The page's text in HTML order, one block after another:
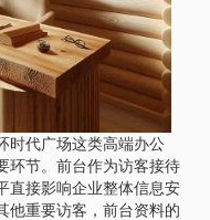
时代广场这类高端办公
环节。前台作为访客接待
直接影响企业整体信息安
他重要访客，前台资料的